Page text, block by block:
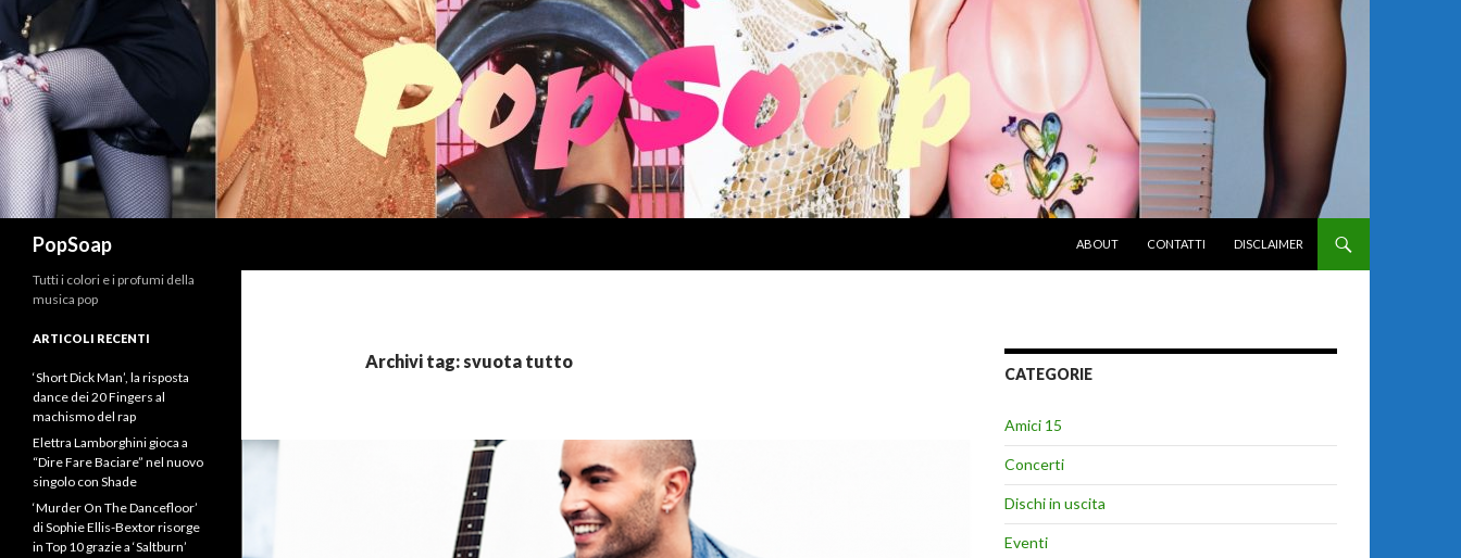
PopSoap
ABOUT
CONTATTI DISCLAIMER
Archivi tag: svuota tutto
CATEGORIE
Amici 15
Concerti
Dischi in uscita
Eventi
Tutti i colori e i profumi della
musica pop
ARTICOLI RECENTI
‘Short Dick Man’, la risposta
dance dei 20 Fingers al
machismo del rap
Elettra Lamborghini gioca a
“Dire Fare Baciare” nel nuovo
singolo con Shade
‘Murder On The Dancefloor’
di Sophie Ellis-Bextor risorge
in Top 10 grazie a ‘Saltburn’